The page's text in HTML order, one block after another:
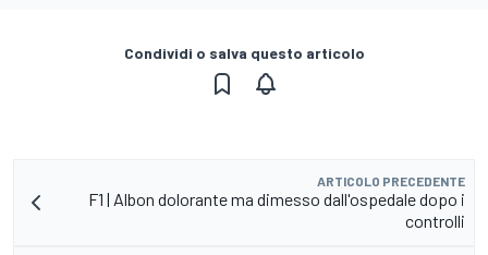
Condividi o salva questo articolo
ARTICOLO PRECEDENTE
F1 | Albon dolorante ma dimesso dall'ospedale dopo i
controlli